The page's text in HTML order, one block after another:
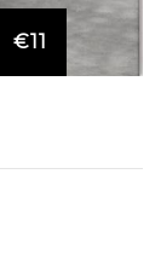
€11